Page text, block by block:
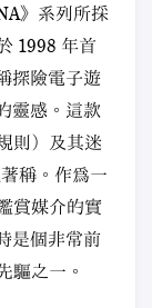
》系列所採
1998 年首
探險電子遊
靈感。這款
則）及其迷
稱。作爲一
賞媒介的實
是個非常前
驅之一。